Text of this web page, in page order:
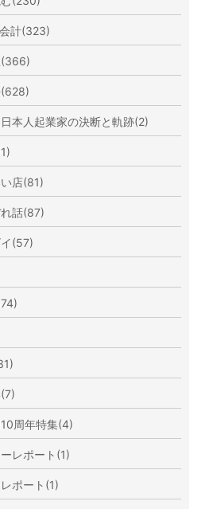
計(323)
(366)
本人起業家の決断と軌跡(2)
店(81)
話(87)
(57)
周年特集(4)
レポート(1)
ポート(1)